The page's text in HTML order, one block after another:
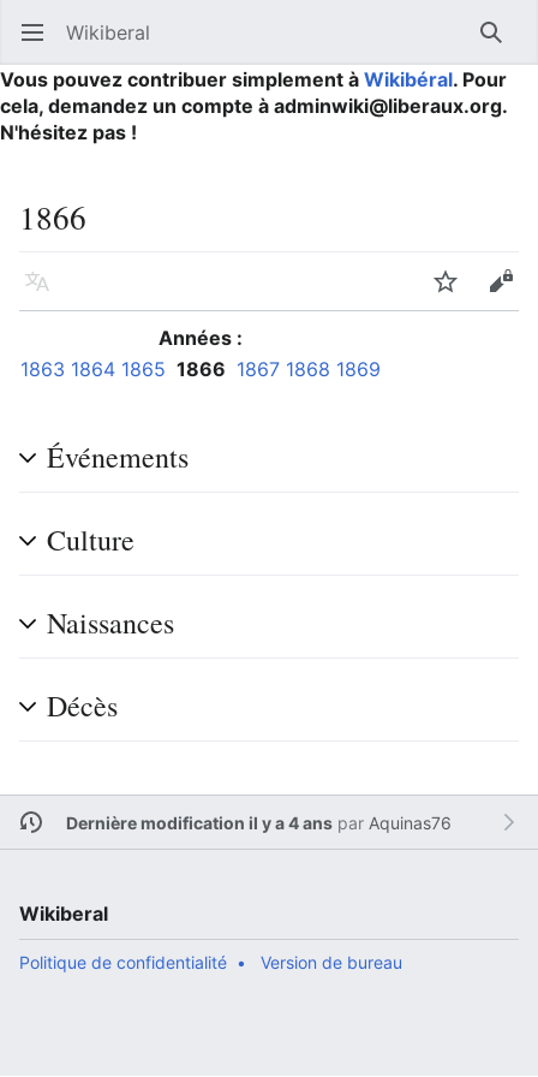
Ouvrir le menu principal Wikiberal
Vous pouvez contribuer simplement à Wikibéral. Pour
cela, demandez un compte à adminwiki@liberaux.org.
N'hésitez pas !
1866
Langue Suivre
Années :
1863 1864 1865 1866 1867 1868 1869
Événements
Culture
Naissances
Décès
Dernière modification il y a 4 anspar Aquinas76
Wikiberal
Politique de confidentialité Version de bureau